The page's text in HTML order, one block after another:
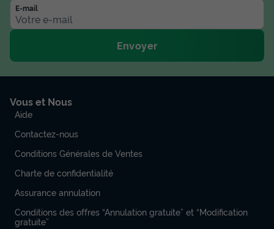
E-mail
Envoyer
Vous et Nous
Aide
Contactez-nous
Conditions Générales de Ventes
Charte de confidentialité
Assurance annulation
Conditions des offres “Annulation gratuite” et “Modification
gratuite”